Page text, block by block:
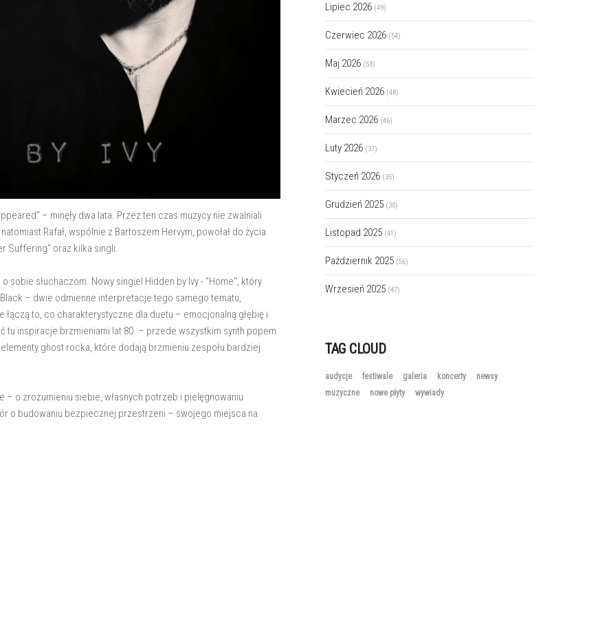
– minęły dwa lata. Przez ten czas muzycy nie zwalniali
Rafał, wspólnie z Bartoszem Hervym, powołał do życia
Suffering" oraz kilka singli.
sobie słuchaczom. Nowy singiel Hidden by Ivy - "Home", który
– dwie odmienne interpretacje tego samego tematu,
to, co charakterystyczne dla duetu – emocjonalną głębię i
tu inspiracje brzmieniami lat 80. – przede wszystkim synth popem
ghost rocka, które dodają brzmieniu zespołu bardziej
o zrozumieniu siebie, własnych potrzeb i pielęgnowaniu
o budowaniu bezpiecznej przestrzeni – swojego miejsca na
Lipiec 2026 (49)
Czerwiec 2026 (54)
Maj 2026 (58)
Kwiecień 2026 (48)
Marzec 2026 (46)
Luty 2026 (37)
Styczeń 2026 (35)
Grudzień 2025 (30)
Listopad 2025 (41)
Październik 2025 (56)
Wrzesień 2025 (47)
TAG CLOUD
audycje festiwale galeria koncerty
newsy
muzyczne
nowe płyty wywiady